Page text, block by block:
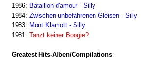
1986: Bataillon d'amour - Silly
1984: Zwischen unbefahrenen Gleisen - Silly
1983: Mont Klamott - Silly
1981: Tanzt keiner Boogie?
Greatest Hits-Alben/Compilations: